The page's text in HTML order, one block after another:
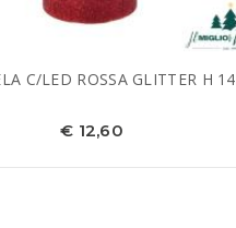
C/LED ROSSA GLITTER H 14
€ 12,60